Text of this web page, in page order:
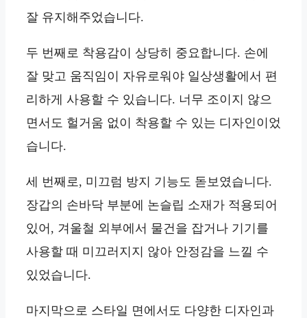
잘 유지해주었습니다.
두 번째로 착용감이 상당히 중요합니다. 손에
잘 맞고 움직임이 자유로워야 일상생활에서 편
리하게 사용할 수 있습니다. 너무 조이지 않으
면서도 헐거움 없이 착용할 수 있는 디자인이었
습니다.
세 번째로, 미끄럼 방지 기능도 돋보였습니다.
장갑의 손바닥 부분에 논슬립 소재가 적용되어
있어, 겨울철 외부에서 물건을 잡거나 기기를
사용할 때 미끄러지지 않아 안정감을 느낄 수
있었습니다.
마지막으로 스타일 면에서도 다양한 디자인과